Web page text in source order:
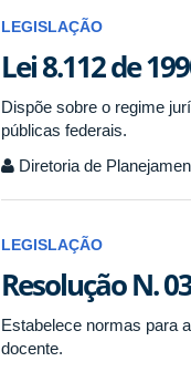
LEGISLAÇÃO
Lei 8.112 de
Dispõe sobre o regime
públicas federais.
Diretoria de
LEGISLAÇÃO
Resolução N.
Estabelece normas para
docente.